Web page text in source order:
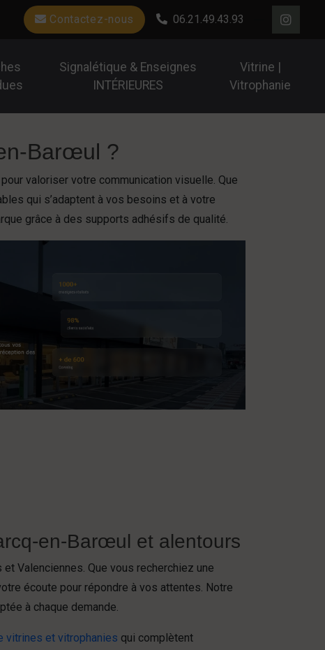
Contactez-nous 06.21.49.43.93
Signalétique & Enseignes
INTÉRIEURES
Vitrine |
Vitrophanie
Barœul ?
pour valoriser votre communication visuelle. Que
qui s’adaptent à vos besoins et à votre
grâce à des supports adhésifs de qualité.
en-Barœul et alentours
Valenciennes. Que vous recherchiez une
écoute pour répondre à vos attentes. Notre
à chaque demande.
vitrines et vitrophanies qui complètent